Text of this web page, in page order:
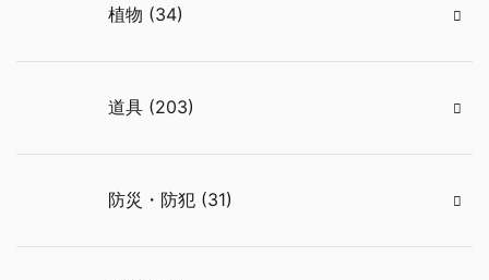
植物 (34)
道具 (203)
防災・防犯 (31)